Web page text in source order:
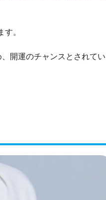
。
開運のチャンスとされてい